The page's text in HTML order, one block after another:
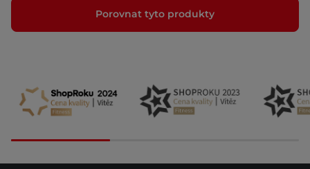
Porovnat tyto produkty